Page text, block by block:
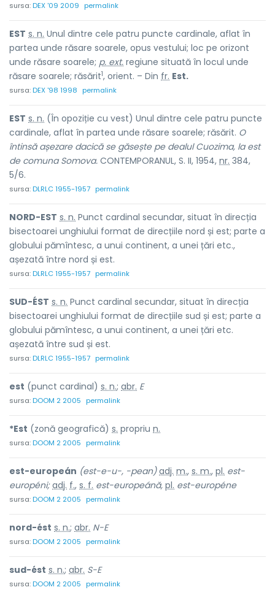
sursa:DEX '09 2009 permalink
EST s. n. Unul dintre cele patru puncte cardinale, aflat în
partea unde răsare soarele, opus vestului; loc pe orizont
unde răsare soarele; p. ext. regiune situată în locul unde
răsare soarele; răsărit1, orient. – Din fr. Est.
sursa:DEX '98 1998 permalink
EST s. n. (În opoziție cu vest) Unul dintre cele patru puncte
cardinale, aflat în partea unde răsare soarele; răsărit. O
întinsă așezare dacică se găsește pe dealul Cuozima, la est
de comuna Somova. CONTEMPORANUL, S. II, 1954, nr. 384,
5/6.
sursa:DLRLC 1955-1957 permalink
NORD-EST s. n. Punct cardinal secundar, situat în direcția
bisectoarei unghiului format de direcțiile nord și est; parte a
globului pămîntesc, a unui continent, a unei țări etc.,
așezată între nord și est.
sursa:DLRLC 1955-1957 permalink
SUD-ÉST s. n. Punct cardinal secundar, situat în direcția
bisectoarei unghiului format de direcțiile sud și est; parte a
globului pămîntesc, a unui continent, a unei țări etc.
așezată între sud și est.
sursa:DLRLC 1955-1957 permalink
est (punct cardinal) s. n.; abr. E
sursa:DOOM 2 2005 permalink
*Est (zonă geografică) s. propriu n.
sursa:DOOM 2 2005 permalink
est-europeán (est-e-u-, -pean) adj. m., s. m., pl. est-
européni; adj. f., s. f. est-europeánă, pl. est-européne
sursa:DOOM 2 2005 permalink
nord-ést s. n.; abr. N-E
sursa:DOOM 2 2005 permalink
sud-ést s. n.; abr. S-E
sursa:DOOM 2 2005 permalink